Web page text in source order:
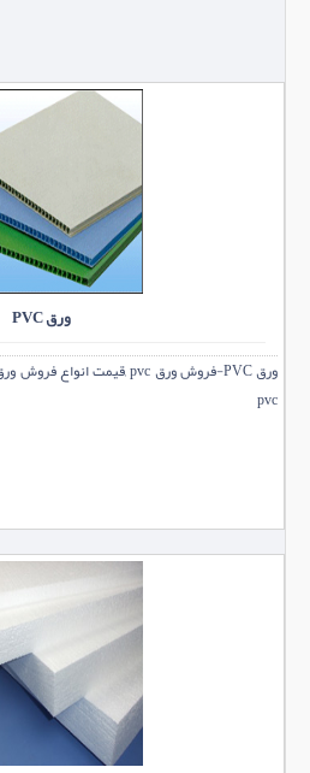
ورق PVC
pvc